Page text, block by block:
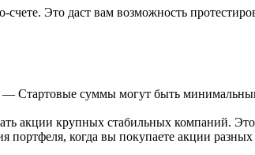
Это даст вам возможность
— Стартовые суммы могут быть
акции крупных стабильных компаний. Это
когда вы покупаете акции разных